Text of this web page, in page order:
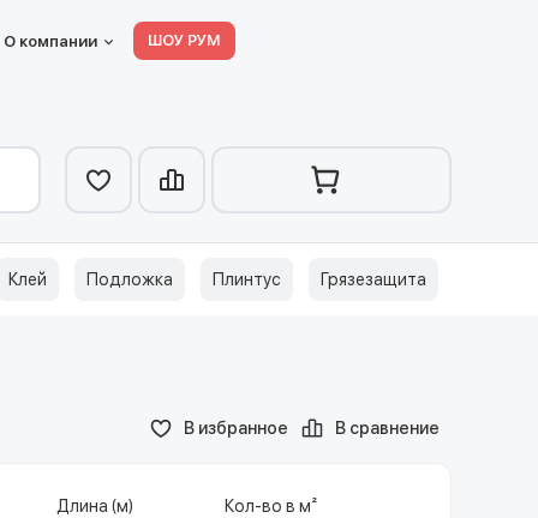
О компании ШОУ РУМ
Клей Подложка Плинтус Грязезащита
В избранное В сравнение
Длина (м) Кол-во в м²